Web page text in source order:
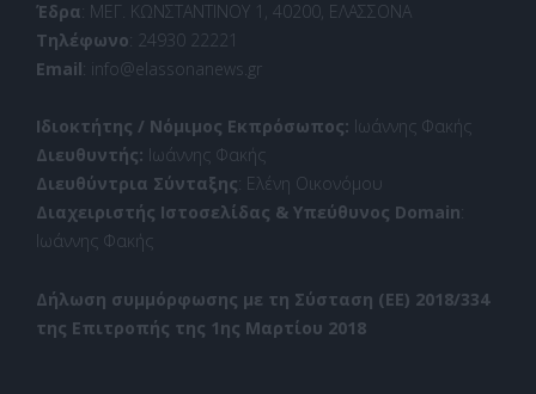
Έδρα: ΜΕΓ. ΚΩΝΣΤΑΝΤΙΝΟΥ 1, 40200, ΕΛΑΣΣΟΝΑ
Τηλέφωνο: 24930 22221
Email: info@elassonanews.gr
Ιδιοκτήτης / Νόμιμος Εκπρόσωπος: Ιωάννης Φακής
Διευθυντής: Ιωάννης Φακής
Διευθύντρια Σύνταξης: Ελένη Οικονόμου
Διαχειριστής Ιστοσελίδας & Υπεύθυνος Domain:
Ιωάννης Φακής
Δήλωση συμμόρφωσης με τη Σύσταση (ΕΕ) 2018/334
της Επιτροπής της 1ης Μαρτίου 2018